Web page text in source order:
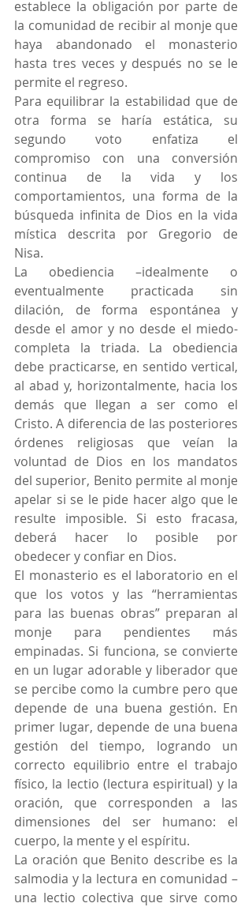
establece la obligación por parte de
la comunidad de recibir al monje que
haya abandonado el monasterio
hasta tres veces y después no se le
permite el regreso.
Para equilibrar la estabilidad que de
otra forma se haría estática, su
segundo voto enfatiza el
compromiso con una conversión
continua de la vida y los
comportamientos, una forma de la
búsqueda infinita de Dios en la vida
mística descrita por Gregorio de
Nisa.
La obediencia –idealmente o
eventualmente practicada sin
dilación, de forma espontánea y
desde el amor y no desde el miedo-
completa la triada. La obediencia
debe practicarse, en sentido vertical,
al abad y, horizontalmente, hacia los
demás que llegan a ser como el
Cristo. A diferencia de las posteriores
órdenes religiosas que veían la
voluntad de Dios en los mandatos
del superior, Benito permite al monje
apelar si se le pide hacer algo que le
resulte imposible. Si esto fracasa,
deberá hacer lo posible por
obedecer y confiar en Dios.
El monasterio es el laboratorio en el
que los votos y las “herramientas
para las buenas obras” preparan al
monje para pendientes más
empinadas. Si funciona, se convierte
en un lugar adorable y liberador que
se percibe como la cumbre pero que
depende de una buena gestión. En
primer lugar, depende de una buena
gestión del tiempo, logrando un
correcto equilibrio entre el trabajo
físico, la lectio (lectura espiritual) y la
oración, que corresponden a las
dimensiones del ser humano: el
cuerpo, la mente y el espíritu.
La oración que Benito describe es la
salmodia y la lectura en comunidad –
una lectio colectiva que sirve como